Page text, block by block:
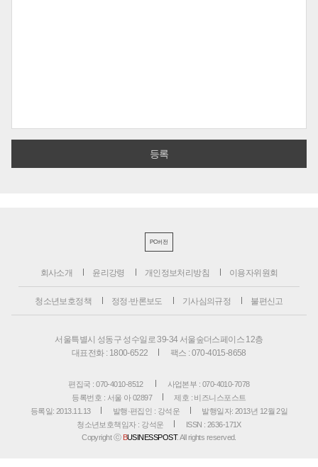
PC버전
회사소개 윤리강령 개인정보처리방침 이용자위원회
청소년보호정책 정정·반론보도 기사심의규정 불편신고
서울특별시 성동구 성수일로 39-34 서울숲더스페이스 12층
대표전화 : 1800-6522
팩스 : 070-4015-8658
편집국 : 070-4010-8512
사업본부 : 070-4010-7078
등록번호 : 서울 아 02897
제호 : 비즈니스포스트
등록일: 2013.11.13
발행·편집인 : 강석운
발행일자: 2013년 12월 2일
청소년보호책임자 : 강석운
ISSN : 2636-171X
Copyright ⓒ BUSINESSPOST. All rights reserved.